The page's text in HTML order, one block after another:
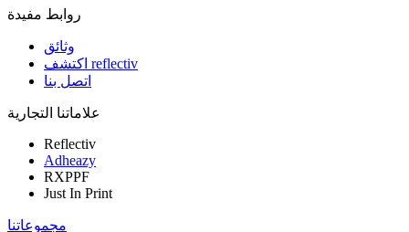
روابط مفيدة
وثائق
اكتشف reflectiv
اتصل بنا
علاماتنا التجارية
Reflectiv
Adheazy
RXPPF
Just In Print
مجموعاتنا